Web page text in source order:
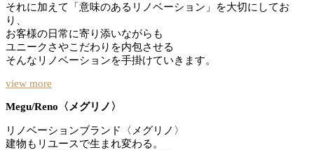
それに加えて「意味のあるリノベーション」を大切にしてお
り、
お客様の日常に寄り添いながらも
ユニークさやこだわりを内包させる
そんなリノベーションを手掛けていきます。
view more
Megu/Reno〈メグリノ〉
リノベーションブランド〈メグリノ〉
建物もリユースで生まれ変わる。